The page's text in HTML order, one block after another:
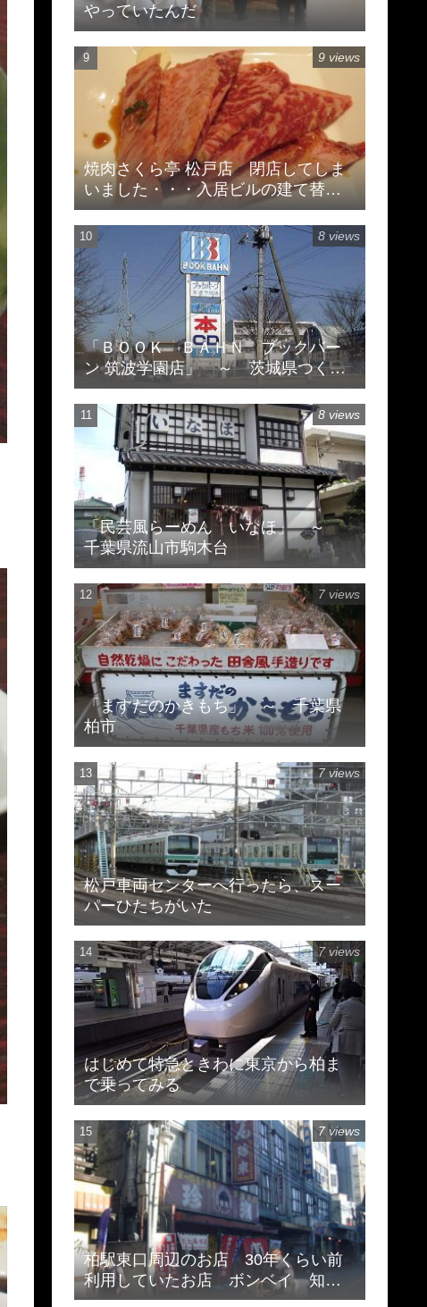
やっていたんだ
焼肉さくら亭 松戸店 閉店してしま
いました・・・入居ビルの建て替え
のため
9 views
「ＢＯＯＫ ＢＡＨＮ ブックバー
ン 筑波学園店」 ～ 茨城県つくば
市天久保 ※閉店してます
8 views
「民芸風らーめん いなほ」 ～
千葉県流山市駒木台
8 views
「ますだのかきもち」 ～ 千葉県
柏市
7 views
松戸車両センターへ行ったら、スー
パーひたちがいた
7 views
はじめて特急ときわに東京から柏ま
で乗ってみる
7 views
柏駅東口周辺のお店 30年くらい前
利用していたお店 ボンベイ 知味
斎 珍来
7 views